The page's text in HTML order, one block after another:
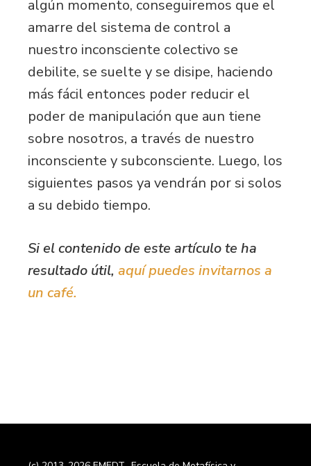
algún momento, conseguiremos que el
amarre del sistema de control a
nuestro inconsciente colectivo se
debilite, se suelte y se disipe, haciendo
más fácil entonces poder reducir el
poder de manipulación que aun tiene
sobre nosotros, a través de nuestro
inconsciente y subconsciente. Luego, los
siguientes pasos ya vendrán por si solos
a su debido tiempo.
Si el contenido de este artículo te ha
resultado útil, aquí puedes invitarnos a
un café.